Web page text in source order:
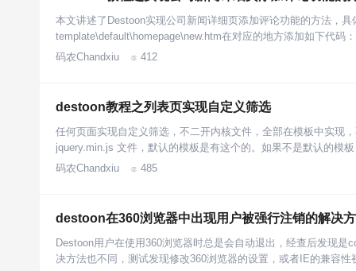
本文讲述了Destoon实现公司新闻详细页添加评论功能的方法，
template\default\homepage\new.htm在对应的地方添加如下代码
码农Chandxiu
 412
destoon教程之列表页实现自定义筛选
任何页面实现自定义筛选，不二开内核文件，全部在模板中实现
jquery.min.js 文件，默认的模板是有这个的。如果不是默认的模
码农Chandxiu
 485
destoon在360浏览器中出现用户被强行注销的解决
Destoon用户在使用360浏览器时总是会自动退出，经查后发现
决方法也不同，测试发现修改360浏览器的设置，或者IE的兼容